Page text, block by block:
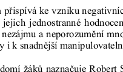
ke vzniku
jednostranné
a neporozumění
i k snadnější
žáků naznačuje Robert